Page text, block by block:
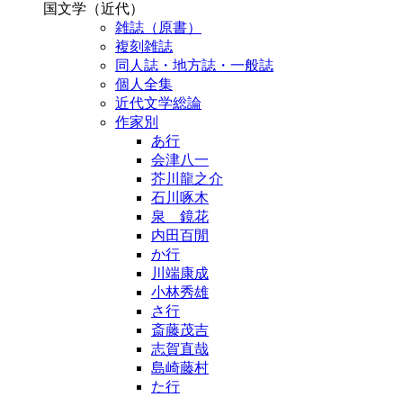
国文学（近代）
雑誌（原書）
複刻雑誌
同人誌・地方誌・一般誌
個人全集
近代文学総論
作家別
あ行
会津八一
芥川龍之介
石川啄木
泉 鏡花
内田百閒
か行
川端康成
小林秀雄
さ行
斎藤茂吉
志賀直哉
島崎藤村
た行